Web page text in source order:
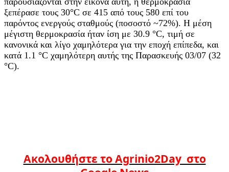
ξεπέρασε τους 30°C σε 415 από τους 580 επί του
παρόντος ενεργούς σταθμούς (ποσοστό ~72%). Η μέση
μέγιστη θερμοκρασία ήταν ίση με 30.9 °C, τιμή σε
κανονικά και λίγο χαμηλότερα για την εποχή επίπεδα, και
κατά 1.1 °C χαμηλότερη αυτής της Παρασκευής 03/07 (32
°C).
Ακολουθήστε το Agrinio2Day στο